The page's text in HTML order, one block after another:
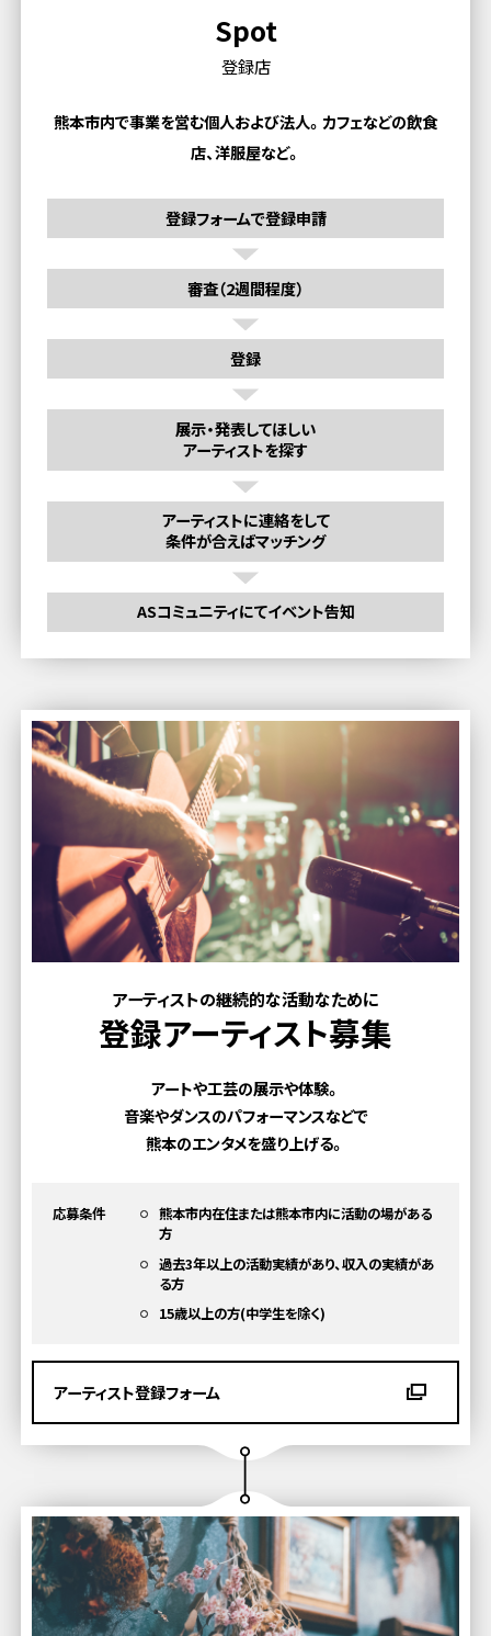
Spot
登録店
熊本市内で事業を営む個人および法人。 カフェなどの飲食
店、洋服屋など。
登録フォームで登録申請
審査（2週間程度）
登録
展示・発表してほしい
アーティストを探す
アーティストに連絡をして
条件が合えばマッチング
ASコミュニティにてイベント告知
アーティストの継続的な活動なために
登録アーティスト募集
アートや工芸の展示や体験。
音楽やダンスのパフォーマンスなどで
熊本のエンタメを盛り上げる。
応募条件
熊本市内在住または熊本市内に活動の場がある
方
過去3年以上の活動実績があり、収入の実績があ
る方
15歳以上の方(中学生を除く)
アーティスト登録フォーム